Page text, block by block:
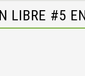
LIBRE #5